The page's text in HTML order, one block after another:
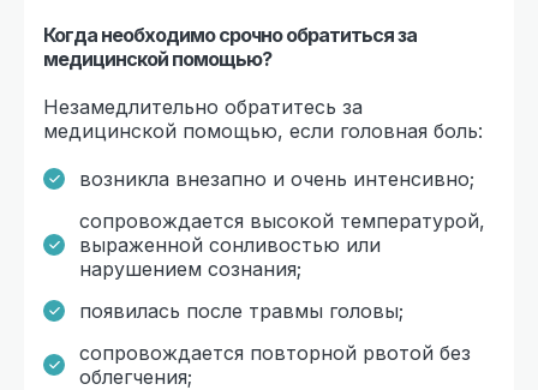
Когда необходимо срочно обратиться за
медицинской помощью?
Незамедлительно обратитесь за
медицинской помощью, если головная боль:
возникла внезапно и очень интенсивно;
сопровождается высокой температурой,
выраженной сонливостью или
нарушением сознания;
появилась после травмы головы;
сопровождается повторной рвотой без
облегчения;